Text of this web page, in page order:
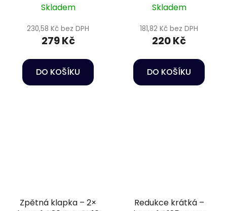
Skladem
230,58 Kč bez DPH
279 Kč
DO KOŠÍKU
Skladem
181,82 Kč bez DPH
220 Kč
DO KOŠÍKU
Zpětná klapka – 2×
Redukce krátká –